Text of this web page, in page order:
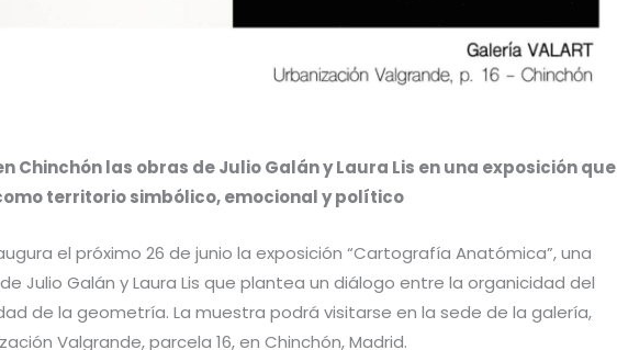
Chinchón las obras de Julio Galán y Laura Lis en una exposición que
territorio simbólico, emocional y político
el próximo 26 de junio la exposición “Cartografía Anatómica”, una
Julio Galán y Laura Lis que plantea un diálogo entre la organicidad del
de la geometría. La muestra podrá visitarse en la sede de la galería,
Valgrande, parcela 16, en Chinchón, Madrid.